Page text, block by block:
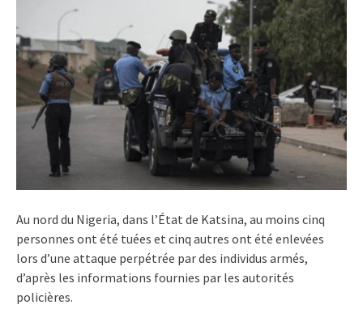
Au nord du Nigeria, dans l’État de Katsina, au moins cinq
personnes ont été tuées et cinq autres ont été enlevées
lors d’une attaque perpétrée par des individus armés,
d’après les informations fournies par les autorités
policières.